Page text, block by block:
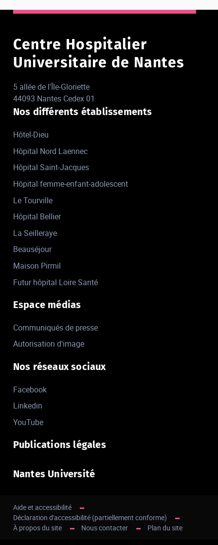
Centre Hospitalier
Universitaire de Nantes
5 allée de l'Île-Gloriette
44093 Nantes Cedex 01
Nos différents établissements
Hôtel-Dieu
Hôpital Nord Laennec
Hôpital Saint-Jacques
Hôpital femme-enfant-adolescent
Le Tourville
Hôpital Bellier
La Seilleraye
Beauséjour
Maison Pirmil
Futur hôpital Loire Santé
Espace médias
Communiqués de presse
Autorisation d'image
Nos réseaux sociaux
Facebook
Linkedin
YouTube
Publications légales
Nantes Université
Aide et accessibilité
Déclaration d'accessibilité (partiellement conforme)
À propos du site
Nous contacter Plan du site